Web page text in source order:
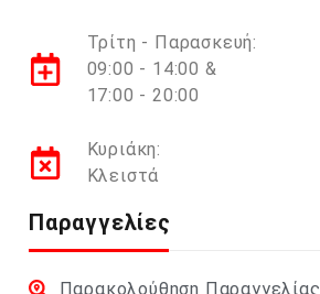
Τρίτη - Παρασκευή:
09:00 - 14:00 &
17:00 - 20:00
Κυριάκη:
Κλειστά
Παραγγελίες
Παρακολούθηση Παραγγελίας